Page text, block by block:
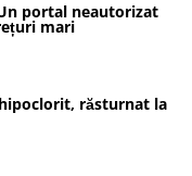
portal neautorizat
mari
răsturnat la